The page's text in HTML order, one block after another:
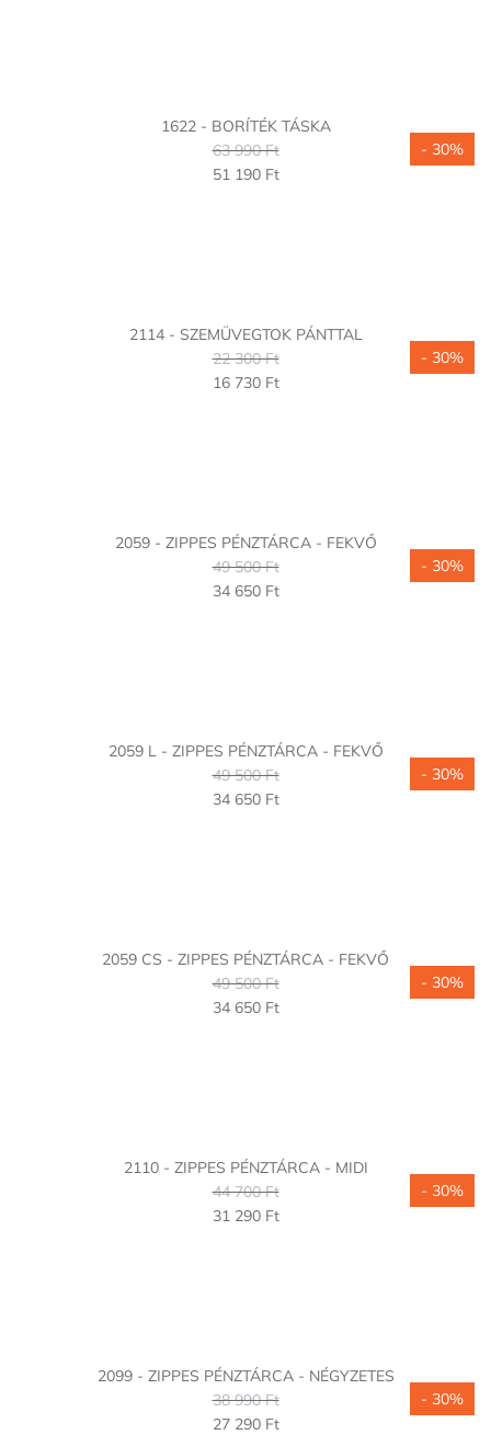
1622 - BORÍTÉK TÁSKA
63 990 Ft
51 190 Ft
2114 - SZEMÜVEGTOK PÁNTTAL
22 300 Ft
16 730 Ft
2059 - ZIPPES PÉNZTÁRCA - FEKVŐ
49 500 Ft
34 650 Ft
- 30%
2059 L - ZIPPES PÉNZTÁRCA - FEKVŐ
49 500 Ft
34 650 Ft
- 30%
2059 CS - ZIPPES PÉNZTÁRCA - FEKVŐ
49 500 Ft
34 650 Ft
- 30%
2110 - ZIPPES PÉNZTÁRCA - MIDI
44 700 Ft
31 290 Ft
- 30%
2099 - ZIPPES PÉNZTÁRCA - NÉGYZETES
38 990 Ft
27 290 Ft
- 30%
- 30%
- 30%